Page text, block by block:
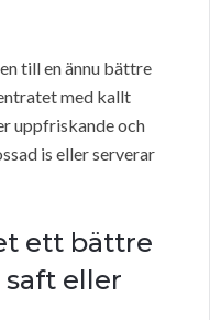
till en ännu bättre
med kallt
uppfriskande och
is eller serverar
ett bättre
eller